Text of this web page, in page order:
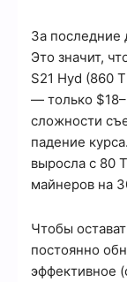
За последние
Это значит,
S21 Hyd (860
— только
сложности
падение
выросла с 80
майнеров на
Чтобы
постоянно
эффективное